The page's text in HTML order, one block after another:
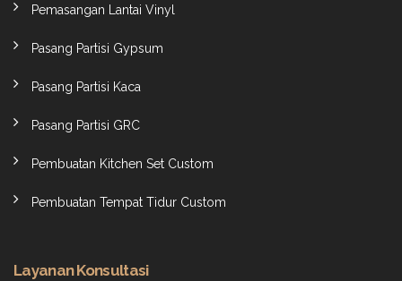
Pemasangan Lantai Vinyl
Pasang Partisi Gypsum
Pasang Partisi Kaca
Pasang Partisi GRC
Pembuatan Kitchen Set Custom
Pembuatan Tempat Tidur Custom
Layanan Konsultasi